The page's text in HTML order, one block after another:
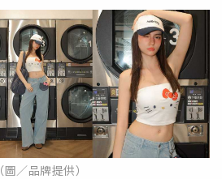
（圖／品牌提供）